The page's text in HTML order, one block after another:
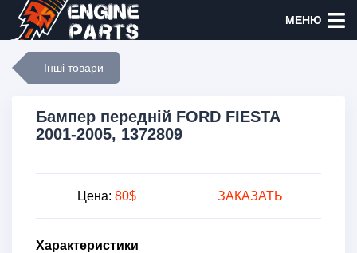
МЕНЮ
Інші товари
Бампер передній FORD FIESTA
2001-2005, 1372809
Цена:80$ ЗАКАЗАТЬ
Характеристики